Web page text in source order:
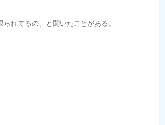
れてるの、と聞いたことがある。